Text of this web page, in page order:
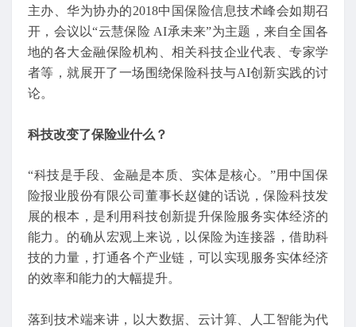
主办、华为协办的2018中国保险信息技术峰会如期召
开，会议以“云慧保险 AI承未来”为主题，来自全国各
地的各大金融保险机构、相关科技企业代表、专家学
者等，就展开了一场围绕保险科技与AI创新实践的讨
论。
科技改变了保险业什么？
“科技是手段、金融是本质、实体是核心。”用中国保
险报业股份有限公司董事长赵健的话说，保险科技发
展的根本，是利用科技创新提升保险服务实体经济的
能力。的确从宏观上来说，以保险为连接器，借助科
技的力量，打通各个产业链，可以实现服务实体经济
的效率和能力的大幅提升。
落到技术端来讲，以大数据、云计算、人工智能为代